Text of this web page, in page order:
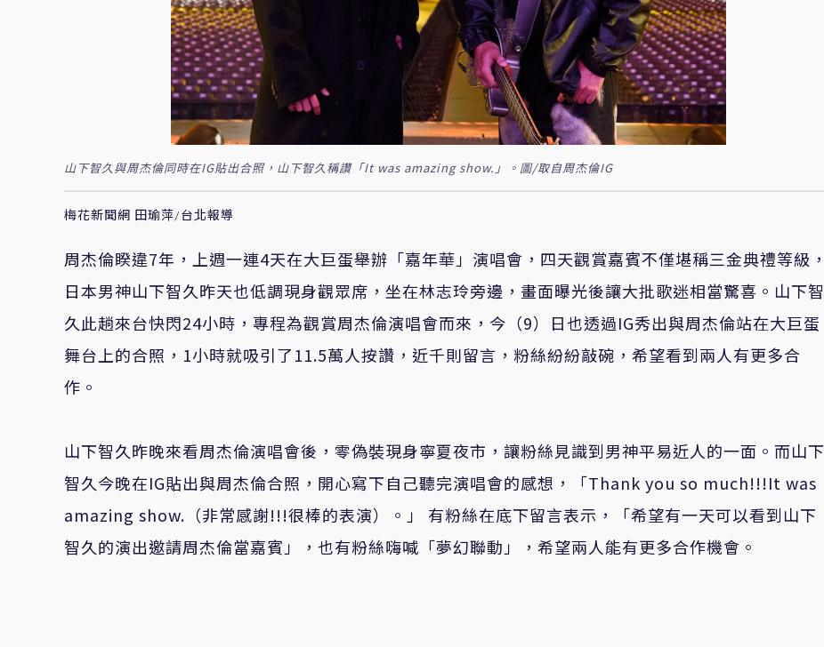
山下智久與周杰倫同時在IG貼出合照，山下智久稱讚「It was amazing show.」。圖/取自周杰倫IG
梅花新聞網 田瑜萍/台北報導
周杰倫睽違7年，上週一連4天在大巨蛋舉辦「嘉年華」演唱會，四天觀賞嘉賓不僅堪稱三金典禮等級，
日本男神山下智久昨天也低調現身觀眾席，坐在林志玲旁邊，畫面曝光後讓大批歌迷相當驚喜。山下智
久此趟來台快閃24小時，專程為觀賞周杰倫演唱會而來，今（9）日也透過IG秀出與周杰倫站在大巨蛋
舞台上的合照，1小時就吸引了11.5萬人按讚，近千則留言，粉絲紛紛敲碗，希望看到兩人有更多合
作。
山下智久昨晚來看周杰倫演唱會後，零偽裝現身寧夏夜市，讓粉絲見識到男神平易近人的一面。而山下
智久今晚在IG貼出與周杰倫合照，開心寫下自己聽完演唱會的感想，「Thank you so much!!!It was
amazing show.（非常感謝!!!很棒的表演）。」 有粉絲在底下留言表示，「希望有一天可以看到山下
智久的演出邀請周杰倫當嘉賓」，也有粉絲嗨喊「夢幻聯動」，希望兩人能有更多合作機會。